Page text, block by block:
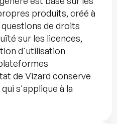
produits, créé à
de droits
sur les licences,
d'utilisation
de Vizard conserve
s'applique à la